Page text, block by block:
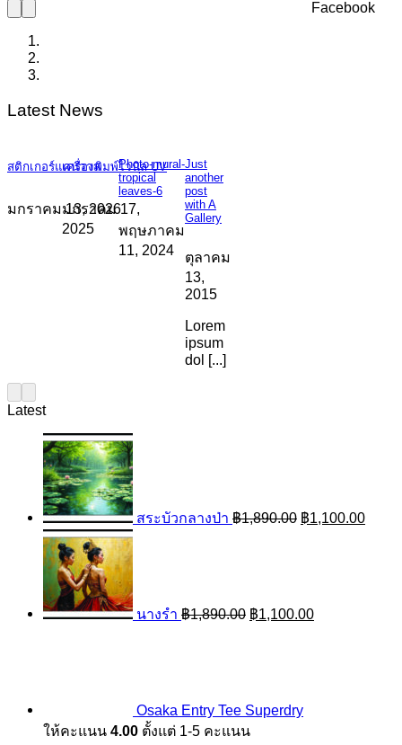
Latest News
สติกเกอร์แคนวาส
มกราคม 13, 2026
เครื่องพิมพ์ไวนิล UV
มกราคม 17,
2025
Photo-mural-
tropical
leaves-6
พฤษภาคม
11, 2024
Just
another
post
with A
Gallery
ตุลาคม
13,
2015
Lorem
ipsum
dol [...]
Latest
สระบัวกลางป่า ฿1,890.00 ฿1,100.00
นางรำ ฿1,890.00 ฿1,100.00
Osaka Entry Tee Superdry
ให้คะแนน 4.00 ตั้งแต่ 1-5 คะแนน